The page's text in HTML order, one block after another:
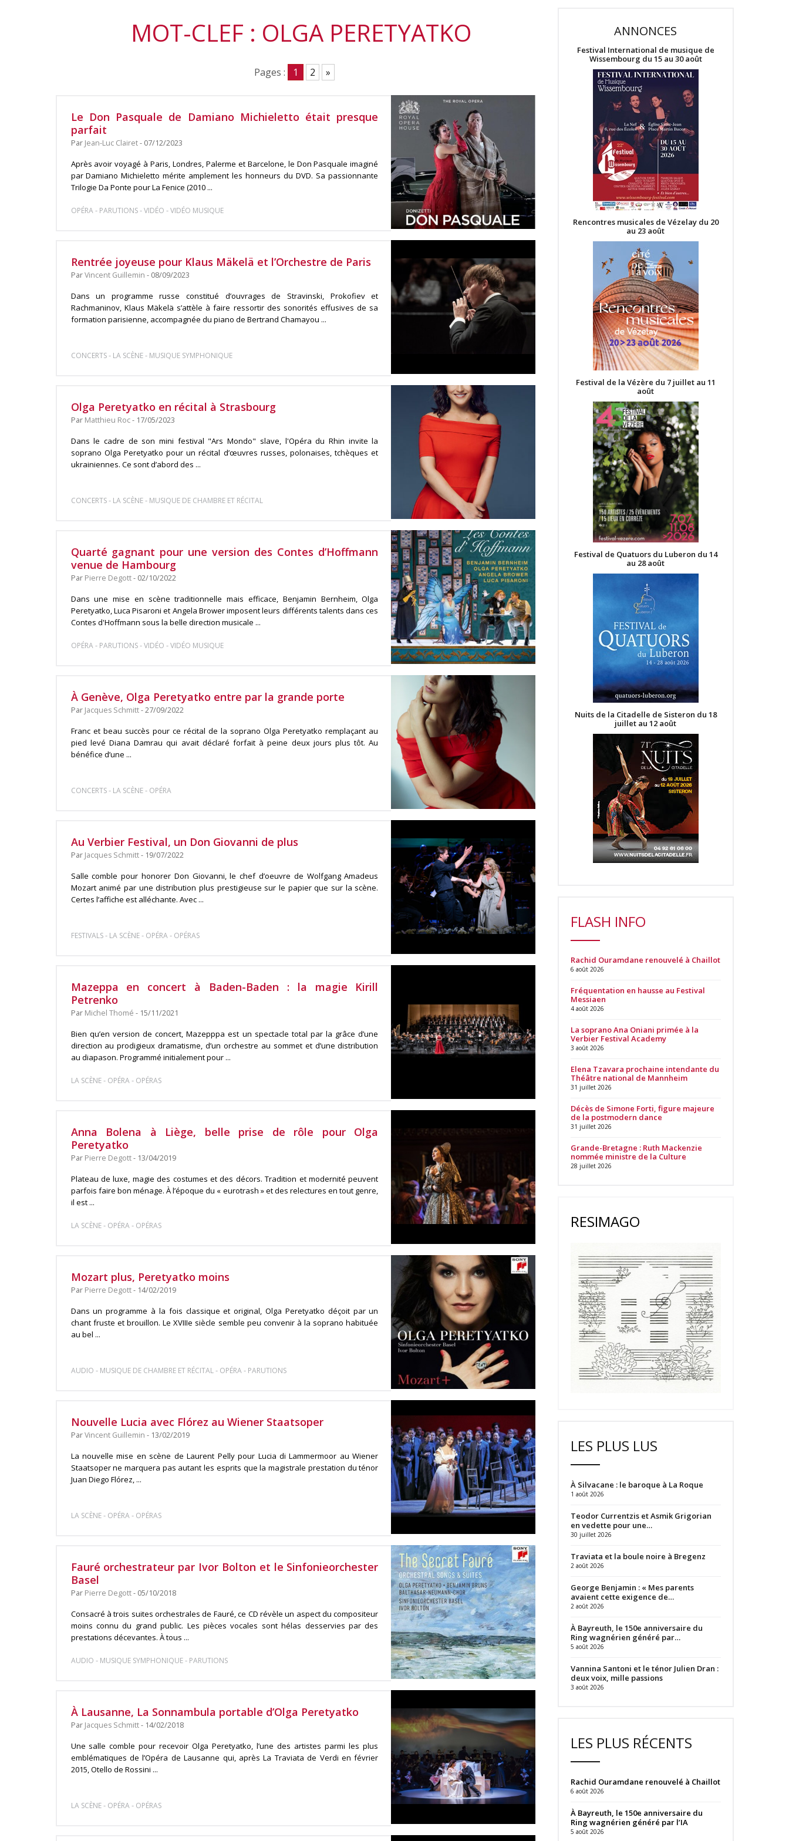
MOT-CLEF : OLGA PERETYATKO
Pages : 1 2 »
Le Don Pasquale de Damiano Michieletto était presque
parfait
Par Jean-Luc Clairet- 07/12/2023
Après avoir voyagé à Paris, Londres, Palerme et Barcelone, le Don Pasquale imaginé
par Damiano Michieletto mérite amplement les honneurs du DVD. Sa passionnante
Trilogie Da Ponte pour La Fenice (2010 ...
OPÉRA- PARUTIONS-VIDÉO -VIDÉO MUSIQUE
Rentrée joyeuse pour Klaus Mäkelä et l’Orchestre de Paris
ParVincent Guillemin - 08/09/2023
Dans un programme russe constitué d’ouvrages de Stravinski, Prokofiev et
Rachmaninov, Klaus Mäkelä s’attèle à faire ressortir des sonorités effusives de sa
formation parisienne, accompagnée du piano de Bertrand Chamayou ...
CONCERTS- LA SCÈNE- MUSIQUE SYMPHONIQUE
Olga Peretyatko en récital à Strasbourg
Par Matthieu Roc- 17/05/2023
Dans le cadre de son mini festival "Ars Mondo" slave, l'Opéra du Rhin invite la
soprano Olga Peretyatko pour un récital d’œuvres russes, polonaises, tchèques et
ukrainiennes. Ce sont d’abord des ...
CONCERTS- LA SCÈNE- MUSIQUE DE CHAMBRE ET RÉCITAL
Quarté gagnant pour une version des Contes d’Hoffmann
venue de Hambourg
Par Pierre Degott- 02/10/2022
Dans une mise en scène traditionnelle mais efficace, Benjamin Bernheim, Olga
Peretyatko, Luca Pisaroni et Angela Brower imposent leurs différents talents dans ces
Contes d'Hoffmann sous la belle direction musicale ...
OPÉRA- PARUTIONS-VIDÉO -VIDÉO MUSIQUE
À Genève, Olga Peretyatko entre par la grande porte
Par Jacques Schmitt- 27/09/2022
Franc et beau succès pour ce récital de la soprano Olga Peretyatko remplaçant au
pied levé Diana Damrau qui avait déclaré forfait à peine deux jours plus tôt. Au
bénéfice d’une ...
CONCERTS- LA SCÈNE- OPÉRA
Au Verbier Festival, un Don Giovanni de plus
Par Jacques Schmitt- 19/07/2022
Salle comble pour honorer Don Giovanni, le chef d’oeuvre de Wolfgang Amadeus
Mozart animé par une distribution plus prestigieuse sur le papier que sur la scène.
Certes l’affiche est alléchante. Avec ...
FESTIVALS- LA SCÈNE- OPÉRA- OPÉRAS
Mazeppa en concert à Baden-Baden : la magie Kirill
Petrenko
Par Michel Thomé - 15/11/2021
Bien qu’en version de concert, Mazepppa est un spectacle total par la grâce d’une
direction au prodigieux dramatisme, d’un orchestre au sommet et d’une distribution
au diapason. Programmé initialement pour ...
LA SCÈNE- OPÉRA- OPÉRAS
Anna Bolena à Liège, belle prise de rôle pour Olga
Peretyatko
Par Pierre Degott- 13/04/2019
Plateau de luxe, magie des costumes et des décors. Tradition et modernité peuvent
parfois faire bon ménage. À l’époque du « eurotrash » et des relectures en tout genre,
il est ...
LA SCÈNE- OPÉRA- OPÉRAS
Mozart plus, Peretyatko moins
Par Pierre Degott- 14/02/2019
Dans un programme à la fois classique et original, Olga Peretyatko déçoit par un
chant fruste et brouillon. Le XVIIIe siècle semble peu convenir à la soprano habituée
au bel ...
AUDIO - MUSIQUE DE CHAMBRE ET RÉCITAL- OPÉRA- PARUTIONS
Nouvelle Lucia avec Flórez au Wiener Staatsoper
ParVincent Guillemin - 13/02/2019
La nouvelle mise en scène de Laurent Pelly pour Lucia di Lammermoor au Wiener
Staatsoper ne marquera pas autant les esprits que la magistrale prestation du ténor
Juan Diego Flórez, ...
LA SCÈNE- OPÉRA- OPÉRAS
Fauré orchestrateur par Ivor Bolton et le Sinfonieorchester
Basel
Par Pierre Degott- 05/10/2018
Consacré à trois suites orchestrales de Fauré, ce CD révèle un aspect du compositeur
moins connu du grand public. Les pièces vocales sont hélas desservies par des
prestations décevantes. À tous ...
AUDIO - MUSIQUE SYMPHONIQUE- PARUTIONS
À Lausanne, La Sonnambula portable d’Olga Peretyatko
Par Jacques Schmitt- 14/02/2018
Une salle comble pour recevoir Olga Peretyatko, l’une des artistes parmi les plus
emblématiques de l’Opéra de Lausanne qui, après La Traviata de Verdi en février
2015, Otello de Rossini ...
LA SCÈNE- OPÉRA- OPÉRAS
ANNONCES
Festival International de musique de
Wissembourg du 15 au 30 août
Rencontres musicales de Vézelay du 20
au 23 août
Festival de la Vézère du 7 juillet au 11
août
Festival de Quatuors du Luberon du 14
au 28 août
Nuits de la Citadelle de Sisteron du 18
juillet au 12 août
FLASH INFO
Rachid Ouramdane renouvelé à Chaillot
6 août 2026
Fréquentation en hausse au Festival
Messiaen
4 août 2026
La soprano Ana Oniani primée à la
Verbier Festival Academy
3 août 2026
Elena Tzavara prochaine intendante du
Théâtre national de Mannheim
31 juillet 2026
Décès de Simone Forti, figure majeure
de la postmodern dance
31 juillet 2026
Grande-Bretagne : Ruth Mackenzie
nommée ministre de la Culture
28 juillet 2026
RESIMAGO
LES PLUS LUS
À Silvacane : le baroque à La Roque
1 août 2026
Teodor Currentzis et Asmik Grigorian
en vedette pour une…
30 juillet 2026
Traviata et la boule noire à Bregenz
2 août 2026
George Benjamin : « Mes parents
avaient cette exigence de…
2 août 2026
À Bayreuth, le 150e anniversaire du
Ring wagnérien généré par…
5 août 2026
Vannina Santoni et le ténor Julien Dran :
deux voix, mille passions
3 août 2026
LES PLUS RÉCENTS
Rachid Ouramdane renouvelé à Chaillot
6 août 2026
À Bayreuth, le 150e anniversaire du
Ring wagnérien généré par l’IA
5 août 2026